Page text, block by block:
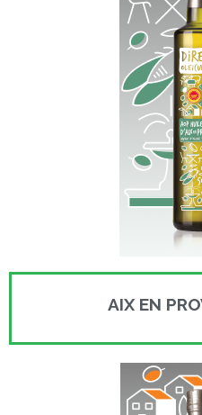
AIX EN